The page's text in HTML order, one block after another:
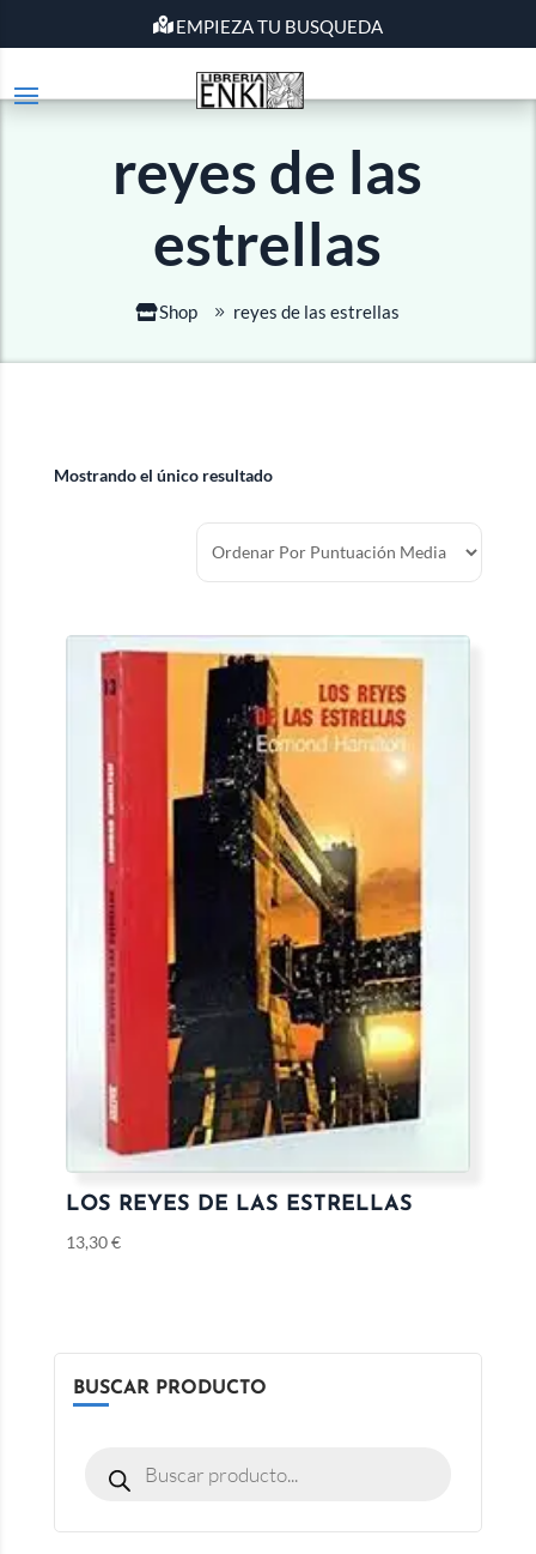
EMPIEZA TU BUSQUEDA
reyes de las
estrellas
Shop reyes de las estrellas
Mostrando el único resultado
LOS REYES DE LAS ESTRELLAS
13,30€
BUSCAR PRODUCTO